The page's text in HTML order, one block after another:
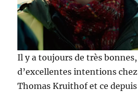
Il y a toujours de très
d’excellentes intentions
Thomas Kruithof et ce